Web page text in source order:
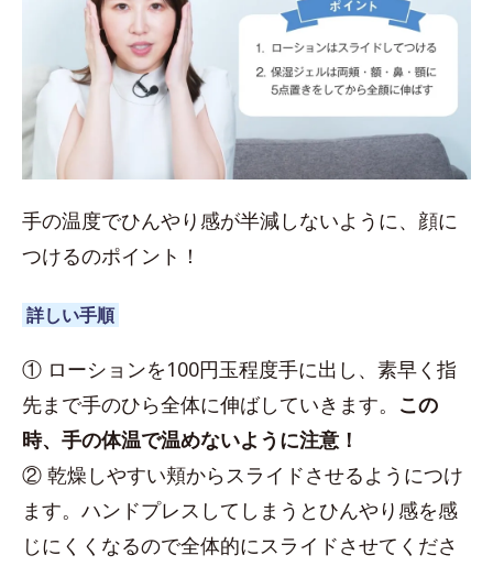
手の温度でひんやり感が半減しないように、顔に
つけるのポイント！
詳しい手順
① ローションを100円玉程度手に出し、素早く指
先まで手のひら全体に伸ばしていきます。 この
時、手の体温で温めないように注意！
② 乾燥しやすい頬からスライドさせるようにつけ
ます。ハンドプレスしてしまうとひんやり感を感
じにくくなるので全体的にスライドさせてくださ